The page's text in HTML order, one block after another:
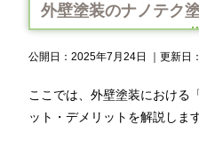
外壁塗装のナノテク
公開日：2025年7月24日 ｜更新日
ここでは、外壁塗装における
ット・デメリットを解説します